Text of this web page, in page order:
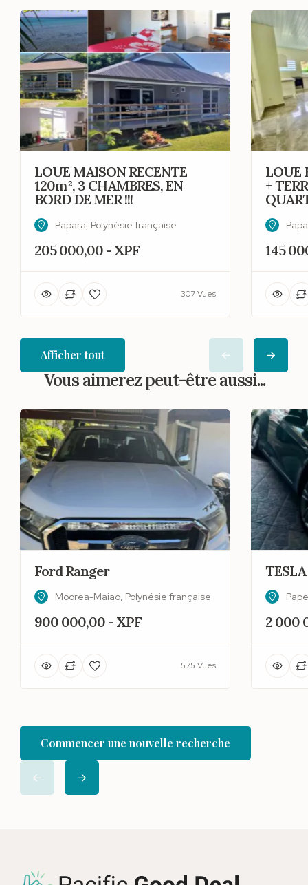
LOUE MAISON RECENTE
120m², 3 CHAMBRES, EN
BORD DE MER !!!
Papara, Polynésie française
205 000,00 - XPF
307 Vues
LOUE
+
145
Afficher tout
Vous aimerez peut-être aussi...
Ford Ranger
Moorea-Maiao, Polynésie française
900 000,00 - XPF
575 Vues
TESLA
2 000
Commencer une nouvelle recherche